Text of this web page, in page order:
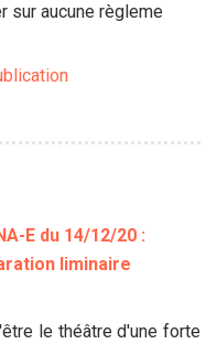
sur aucune règleme
E du 14/12/20 :
liminaire
le théâtre d'une forte